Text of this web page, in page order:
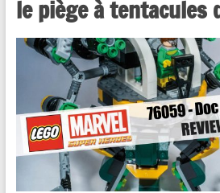
le piège à tentacules